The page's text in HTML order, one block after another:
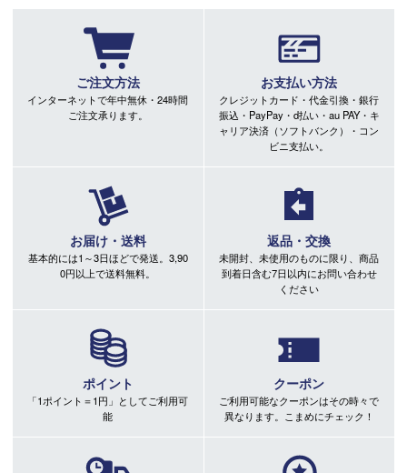
ご注文方法
インターネットで年中無休・24時間
ご注文承ります。
お支払い方法
クレジットカード・代金引換・銀行
振込・PayPay・d払い・au PAY・キ
ャリア決済（ソフトバンク）・コン
ビニ支払い。
お届け・送料
基本的には1～3日ほどで発送。3,90
0円以上で送料無料。
返品・交換
未開封、未使用のものに限り、商品
到着日含む7日以内にお問い合わせ
ください
ポイント
「1ポイント＝1円」としてご利用可
能
クーポン
ご利用可能なクーポンはその時々で
異なります。こまめにチェック！